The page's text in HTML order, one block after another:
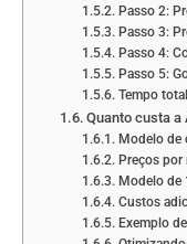
Passo 2:
Passo 3:
Passo 4:
Passo 5:
Tempo
Quanto custa a
Modelo de
Preços
Modelo de
Custos
Exemplo